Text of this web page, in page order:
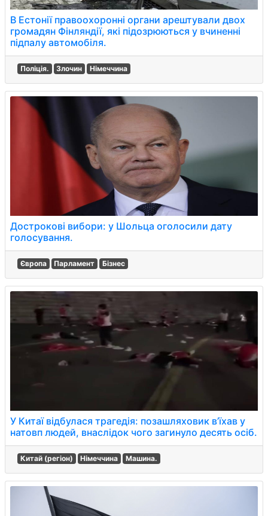
В Естонії правоохоронні органи арештували двох
громадян Фінляндії, які підозрюються у вчиненні
підпалу автомобіля.
Поліція. Злочин Німеччина
Дострокові вибори: у Шольца оголосили дату
голосування.
Європа Парламент Бізнес
У Китаї відбулася трагедія: позашляховик в’їхав у
натовп людей, внаслідок чого загинуло десять осіб.
Китай (регіон) Німеччина Машина.